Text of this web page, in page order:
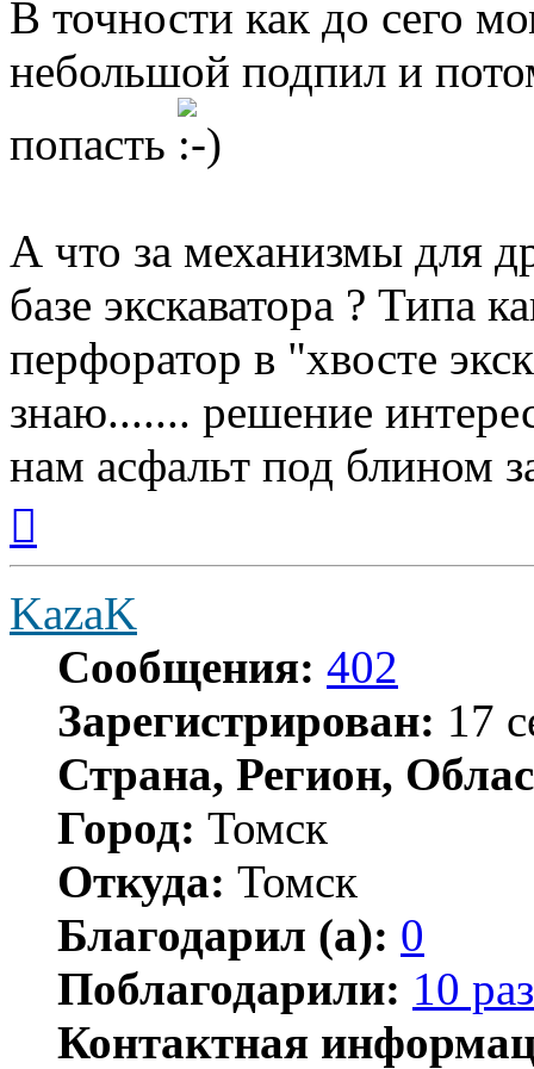
В точности как до сего
небольшой подпил и
попасть
А что за механизмы для
базе экскаватора ? Типа
перфоратор в "хвосте
знаю....... решение
нам асфальт под блином
началу
KazaK
Сообщения: 402
Зарегистрирован: 17
Страна, Регион,
Город: Томск
Откуда: Томск
Благодарил (а): 0
Поблагодарили: 10 раз
Контактная